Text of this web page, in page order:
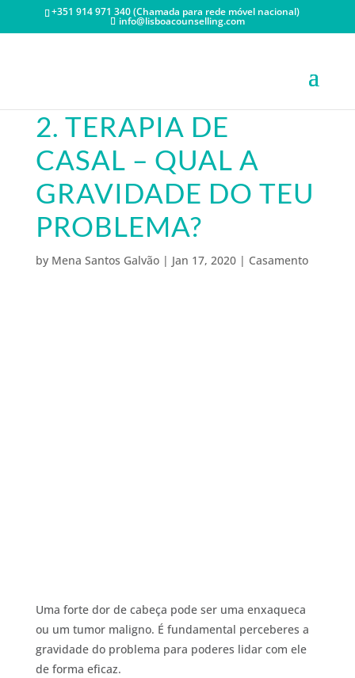
+351 914 971 340 (Chamada para rede móvel nacional)
info@lisboacounselling.com
2. TERAPIA DE
CASAL – QUAL A
GRAVIDADE DO TEU
PROBLEMA?
by Mena Santos Galvão| Jan 17, 2020| Casamento
Uma forte dor de cabeça pode ser uma enxaqueca
ou um tumor maligno. É fundamental perceberes a
gravidade do problema para poderes lidar com ele
de forma eficaz.